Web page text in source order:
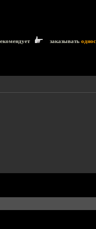
заказывать